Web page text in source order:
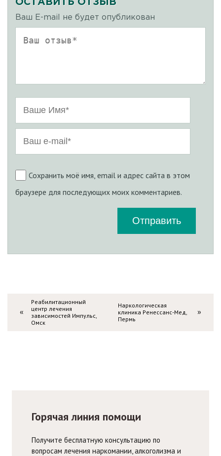
ОСТАВИТЬ ОТЗЫВ
Ваш E-mail не будет опубликован
Сохранить моё имя, email и адрес сайта в этом
браузере для последующих моих комментариев.
«
Реабилитационный
центр лечения
зависимостей Импульс,
Омск
Наркологическая
клиника Ренессанс-Мед,
Пермь
»
Горячая линия помощи
Получите бесплатную консультацию по
вопросам лечения наркомании, алкоголизма и